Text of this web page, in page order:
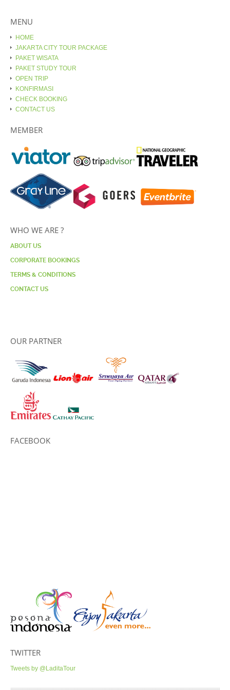
MENU
HOME
JAKARTA CITY TOUR PACKAGE
PAKET WISATA
PAKET STUDY TOUR
OPEN TRIP
KONFIRMASI
CHECK BOOKING
CONTACT US
MEMBER
WHO WE ARE ?
ABOUT US
CORPORATE BOOKINGS
TERMS & CONDITIONS
CONTACT US
OUR PARTNER
FACEBOOK
TWITTER
Tweets by @LaditaTour